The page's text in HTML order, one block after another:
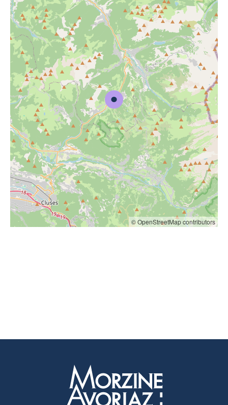
© OpenStreetMap contributors